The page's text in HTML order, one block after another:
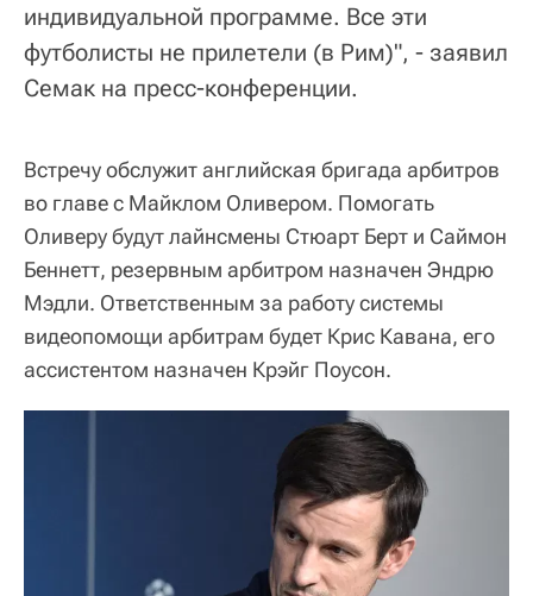
индивидуальной программе. Все эти
футболисты не прилетели (в Рим)", - заявил
Семак на пресс-конференции.
Встречу обслужит английская бригада арбитров
во главе с Майклом Оливером. Помогать
Оливеру будут лайнсмены Стюарт Берт и Саймон
Беннетт, резервным арбитром назначен Эндрю
Мэдли. Ответственным за работу системы
видеопомощи арбитрам будет Крис Кавана, его
ассистентом назначен Крэйг Поусон.